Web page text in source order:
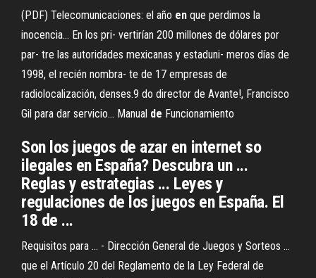
(PDF) Telecomunicaciones: el año en que perdimos la
inocencia… En los pri- vertirían 200 millones de dólares por
par- tre las autoridades mexicanas y estaduni- meros días de
1998, el recién nombra- te de 17 empresas de
radiolocalización, denses.9 do director de Avante!, Francisco
Gil para dar servicio… Manual de Funcionamiento
Son los juegos de azar en internet so
ilegales en España? Descubra un ...
Reglas y estrategias ... Leyes y
regulaciones de los juegos en España. El
18 de ...
Requisitos para ... - Dirección General de Juegos y Sorteos ...
que el Artículo 20 del Reglamento de la Ley Federal de